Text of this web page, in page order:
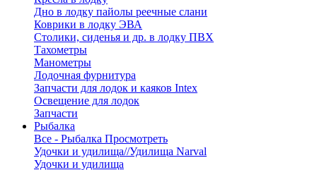
Дно в лодку пайолы реечные слани
Коврики в лодку ЭВА
Столики, сиденья и др. в лодку ПВХ
Тахометры
Манометры
Лодочная фурнитура
Запчасти для лодок и каяков Intex
Освещение для лодок
Запчасти
Рыбалка
Все - Рыбалка Просмотреть
Удочки и удилища//Удилища Narval
Удочки и удилища